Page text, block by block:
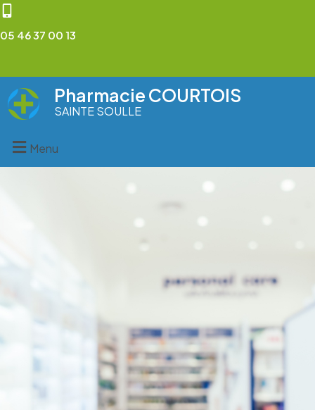
05 46 37 00 13
Pharmacie COURTOIS
SAINTE SOULLE
Menu